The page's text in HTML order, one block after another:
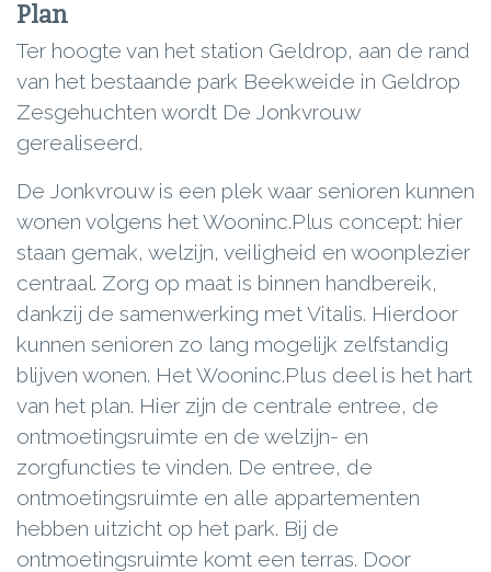
Plan
Ter hoogte van het station Geldrop, aan de rand
van het bestaande park Beekweide in Geldrop
Zesgehuchten wordt De Jonkvrouw
gerealiseerd.
De Jonkvrouw is een plek waar senioren kunnen
wonen volgens het Wooninc.Plus concept: hier
staan gemak, welzijn, veiligheid en woonplezier
centraal. Zorg op maat is binnen handbereik,
dankzij de samenwerking met Vitalis. Hierdoor
kunnen senioren zo lang mogelijk zelfstandig
blijven wonen. Het Wooninc.Plus deel is het hart
van het plan. Hier zijn de centrale entree, de
ontmoetingsruimte en de welzijn- en
zorgfuncties te vinden. De entree, de
ontmoetingsruimte en alle appartementen
hebben uitzicht op het park. Bij de
ontmoetingsruimte komt een terras. Door